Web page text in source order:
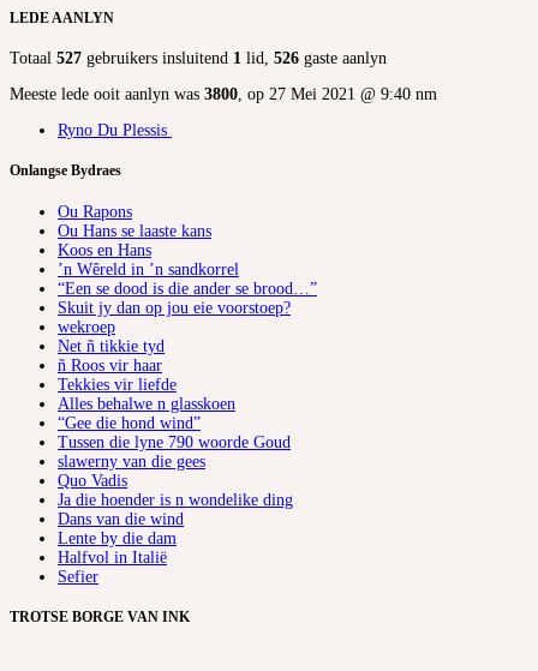
LEDE AANLYN
Totaal 527 gebruikers insluitend 1 lid, 526 gaste aanlyn
Meeste lede ooit aanlyn was 3800, op 27 Mei 2021 @ 9:40 nm
Ryno Du Plessis
Onlangse Bydraes
Ou Rapons
Ou Hans se laaste kans
Koos en Hans
’n Wêreld in ’n sandkorrel
“Een se dood is die ander se brood…”
Skuit jy dan op jou eie voorstoep?
wekroep
Net ñ tikkie tyd
ñ Roos vir haar
Tekkies vir liefde
Alles behalwe n glasskoen
“Gee die hond wind”
Tussen die lyne 790 woorde Goud
slawerny van die gees
Quo Vadis
Ja die hoender is n wondelike ding
Dans van die wind
Lente by die dam
Halfvol in Italië
Sefier
TROTSE BORGE VAN INK